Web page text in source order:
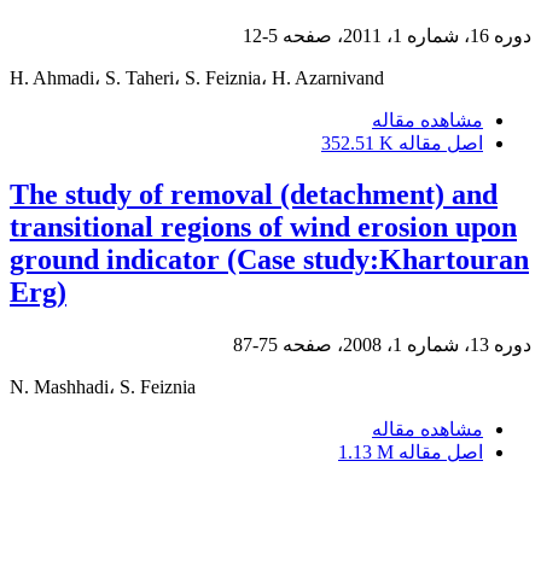
دوره 16، شماره 1، 2011، صفحه 5-12
H. Ahmadi، S. Taheri، S. Feiznia، H. Azarnivand
مشاهده مقاله
اصل مقاله 352.51 K
The study of removal (detachment) and
transitional regions of wind erosion upon
ground indicator (Case study:Khartouran
Erg)
دوره 13، شماره 1، 2008، صفحه 75-87
N. Mashhadi، S. Feiznia
مشاهده مقاله
اصل مقاله 1.13 M